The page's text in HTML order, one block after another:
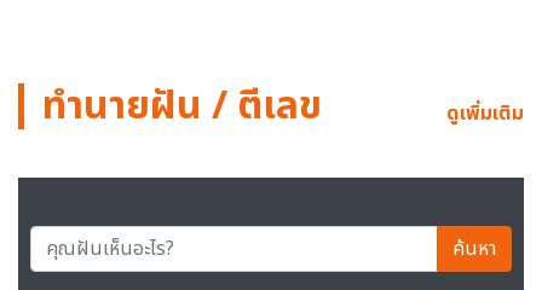
ทำนายฝัน / ตีเลข ดูเพิ่มเติม
ค้นหา